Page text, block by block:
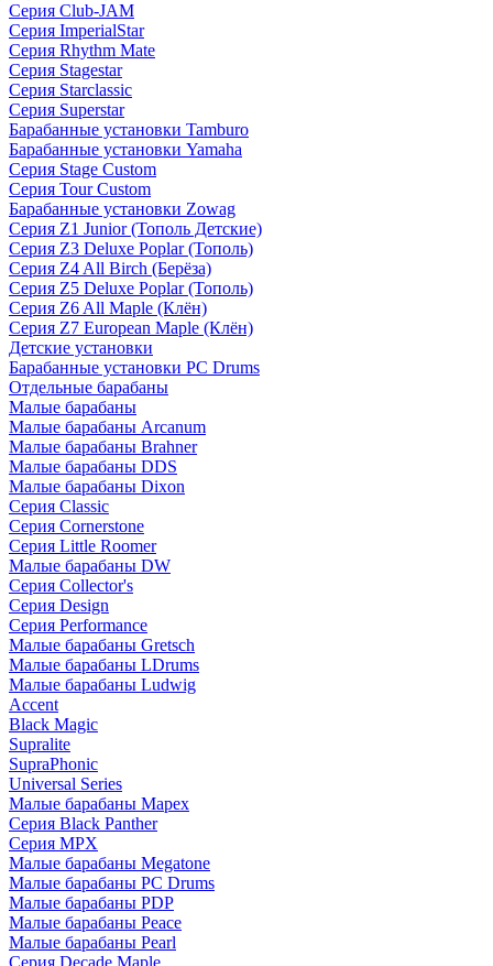
Серия Club-JAM
Серия ImperialStar
Серия Rhythm Mate
Серия Stagestar
Серия Starclassic
Серия Superstar
Барабанные установки Tamburo
Барабанные установки Yamaha
Серия Stage Custom
Серия Tour Custom
Барабанные установки Zowag
Серия Z1 Junior (Тополь Детские)
Серия Z3 Deluxe Poplar (Тополь)
Серия Z4 All Birch (Берёза)
Серия Z5 Deluxe Poplar (Тополь)
Серия Z6 All Maple (Клён)
Серия Z7 European Maple (Клён)
Детские установки
Барабанные установки PC Drums
Отдельные барабаны
Малые барабаны
Малые барабаны Arcanum
Малые барабаны Brahner
Малые барабаны DDS
Малые барабаны Dixon
Серия Classic
Серия Cornerstone
Серия Little Roomer
Малые барабаны DW
Серия Collector's
Серия Design
Серия Performance
Малые барабаны Gretsch
Малые барабаны LDrums
Малые барабаны Ludwig
Accent
Black Magic
Supralite
SupraPhonic
Universal Series
Малые барабаны Mapex
Серия Black Panther
Серия MPX
Малые барабаны Megatone
Малые барабаны PC Drums
Малые барабаны PDP
Малые барабаны Peace
Малые барабаны Pearl
Серия Decade Maple